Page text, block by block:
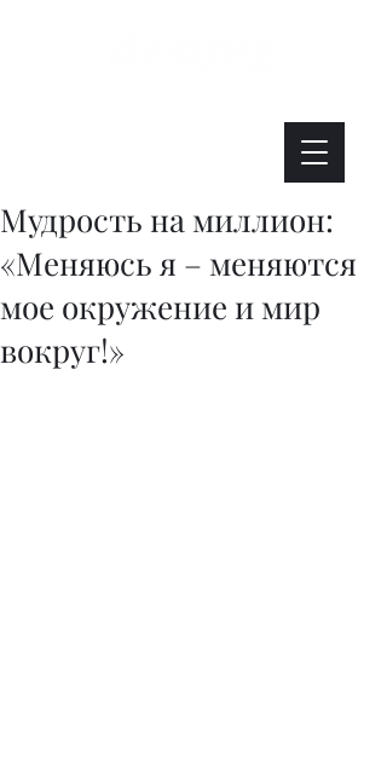
Мудрость на миллион:
«Меняюсь я – меняются
мое окружение и мир
вокруг!»